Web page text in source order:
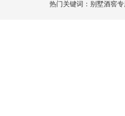
热门关键词：别墅酒窖